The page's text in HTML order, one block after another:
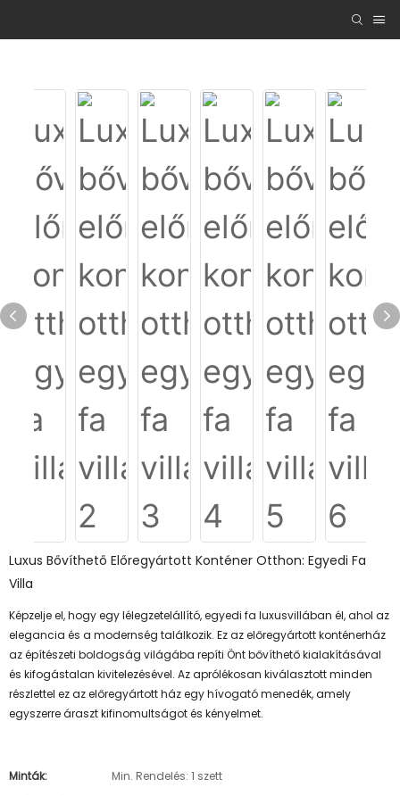
Luxus Bővíthető Előregyártott Konténer Otthon: Egyedi Fa
Villa
Képzelje el, hogy egy lélegzetelállító, egyedi fa luxusvillában él, ahol az
elegancia és a modernség találkozik. Ez az előregyártott konténerház
az építészeti boldogság világába repíti Önt bővíthető kialakításával
és kifogástalan kivitelezésével. Az aprólékosan kiválasztott minden
részlettel ez az előregyártott ház egy hívogató menedék, amely
egyszerre áraszt kifinomultságot és kényelmet.
Minták:
Min. Rendelés: 1 szett